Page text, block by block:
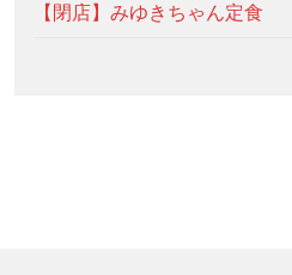
【閉店】みゆきちゃん定食